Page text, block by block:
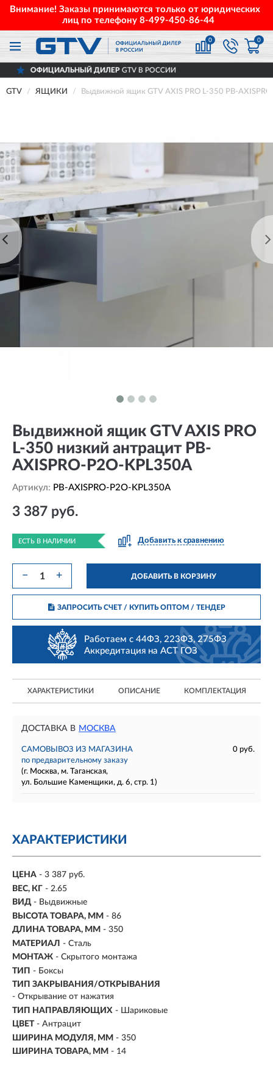
Внимание! Заказы принимаются только от юридических
лиц по телефону 8-499-450-86-44
0 0
ДИЛЕРGTV В РОССИИ
GTV ЯЩИКИ Выдвижной ящик GTV AXIS PRO L-350 PB-
Выдвижной ящик GTV AXIS PRO
L-350 низкий антрацит PB-
AXISPRO-P2O-KPL350A
Артикул: PB-AXISPRO-P2O-KPL350A
3 387 руб.
ЕСТЬ В НАЛИЧИИ Добавить к сравнению
− + ДОБАВИТЬ В КОРЗИНУ
ЗАПРОСИТЬ СЧЕТ / КУПИТЬ ОПТОМ/ ТЕНДЕР
Работаем с 44ФЗ, 223ФЗ, 275ФЗ
Аккредитация на АСТ ГОЗ
ХАРАКТЕРИСТИКИ ОПИСАНИЕ КОМПЛЕКТАЦИЯ
ДОСТАВКА В МОСКВА
САМОВЫВОЗ ИЗ МАГАЗИНА
0 руб.
по предварительному заказу
(г. Москва, м. Таганская,
ул. Большие Каменщики, д. 6, стр. 1)
ХАРАКТЕРИСТИКИ
ЦЕНА - 3 387 руб.
ВЕС, КГ - 2.65
ВИД - Выдвижные
ВЫСОТА ТОВАРА, ММ - 86
ДЛИНА ТОВАРА, ММ - 350
МАТЕРИАЛ - Сталь
МОНТАЖ - Скрытого монтажа
ТИП - Боксы
ТИП ЗАКРЫВАНИЯ/ОТКРЫВАНИЯ
- Открывание от нажатия
ТИП НАПРАВЛЯЮЩИХ - Шариковые
ЦВЕТ - Антрацит
ШИРИНА МОДУЛЯ, ММ - 350
ШИРИНА ТОВАРА, ММ - 14